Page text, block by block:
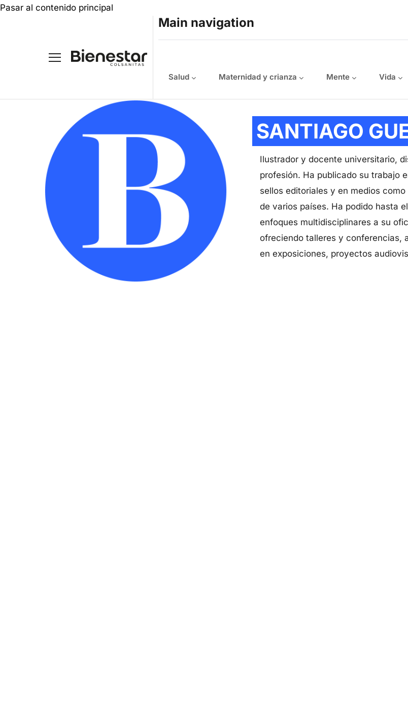
Pasar al contenido principal
Main navigation
Salud Maternidad y crianza Mente Vida
SANTIAGO
Ilustrador y docente universitario,
profesión. Ha publicado su trabajo
sellos editoriales y en medios
de varios países. Ha podido hasta
enfoques multidisciplinares a su
ofreciendo talleres y conferencias,
en exposiciones, proyectos